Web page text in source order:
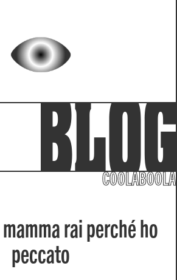
COOLABOOLA
rai perché ho
peccato